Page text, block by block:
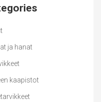
ja hanat
kaapistot